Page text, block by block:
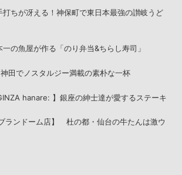
打ちが冴える！神保町で東日本最強の讃岐うど
一の魚屋が作る「のり弁当&ちらし寿司」
神田でノスタルジー満載の素朴な一杯
hanare: 】銀座の紳士達が愛するステーキ
ランドーム店】 杜の都・仙台の牛たんは激ウ